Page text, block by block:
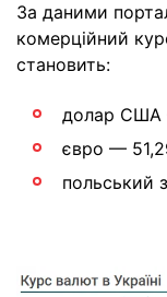
За даними
комерційний
становить:
долар США
євро —
польський